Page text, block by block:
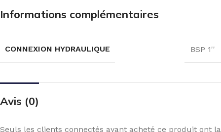
Informations complémentaires
CONNEXION HYDRAULIQUE BSP 1''
Avis (0)
Seuls les clients connectés ayant acheté ce produit ont la